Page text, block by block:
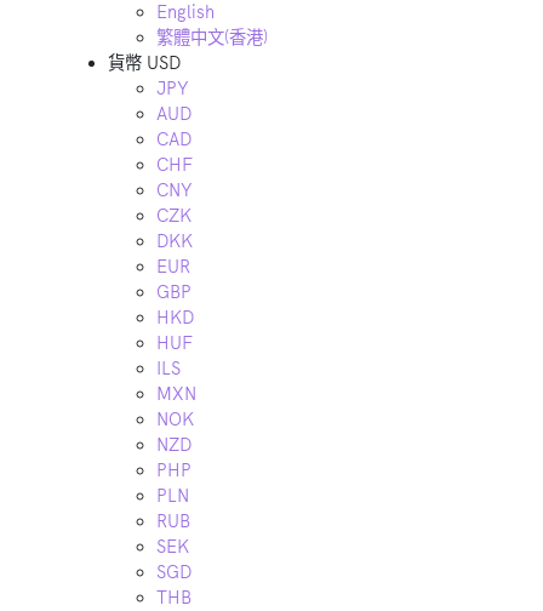
English
繁體中文(香港)
貨幣 USD
JPY
AUD
CAD
CHF
CNY
CZK
DKK
EUR
GBP
HKD
HUF
ILS
MXN
NOK
NZD
PHP
PLN
RUB
SEK
SGD
THB